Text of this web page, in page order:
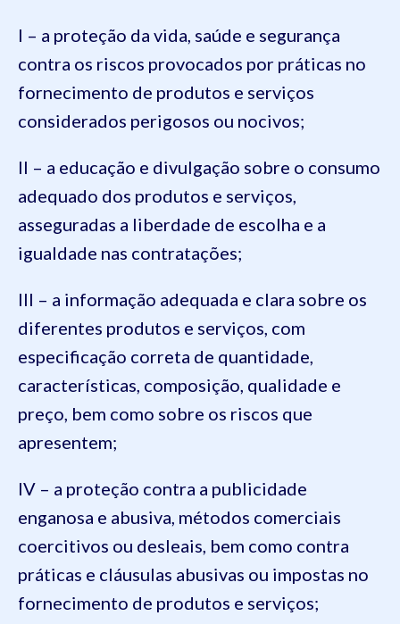
I – a proteção da vida, saúde e segurança
contra os riscos provocados por práticas no
fornecimento de produtos e serviços
considerados perigosos ou nocivos;
II – a educação e divulgação sobre o consumo
adequado dos produtos e serviços,
asseguradas a liberdade de escolha e a
igualdade nas contratações;
III – a informação adequada e clara sobre os
diferentes produtos e serviços, com
especificação correta de quantidade,
características, composição, qualidade e
preço, bem como sobre os riscos que
apresentem;
IV – a proteção contra a publicidade
enganosa e abusiva, métodos comerciais
coercitivos ou desleais, bem como contra
práticas e cláusulas abusivas ou impostas no
fornecimento de produtos e serviços;